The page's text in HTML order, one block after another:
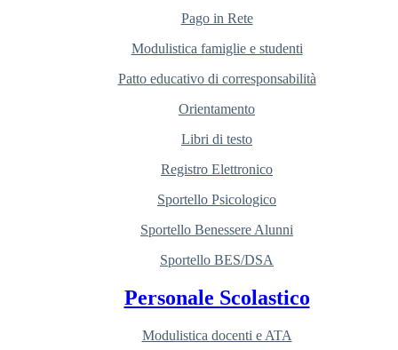
Pago in Rete
Modulistica famiglie e studenti
Patto educativo di corresponsabilità
Orientamento
Libri di testo
Registro Elettronico
Sportello Psicologico
Sportello Benessere Alunni
Sportello BES/DSA
Personale Scolastico
Modulistica docenti e ATA